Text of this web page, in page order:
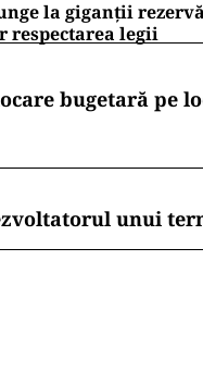
obstacole
ne lămurește
Puterea.ro și pe